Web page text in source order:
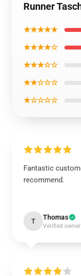
Runner
★★★★★
★★★★☆
★★★☆☆
★★☆☆☆
★☆☆☆☆
Fantastic
recommend.
T Thomas
Verified owner